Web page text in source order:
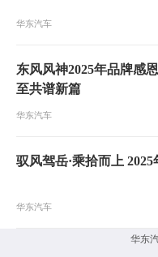
华东汽车
东风风神2025年品牌感
至共谱新篇
华东汽车
驭风驾岳·乘拾而上
华东汽车
华东